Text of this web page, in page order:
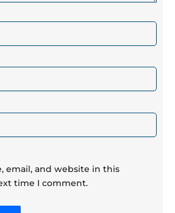
email, and website in this
time I comment.